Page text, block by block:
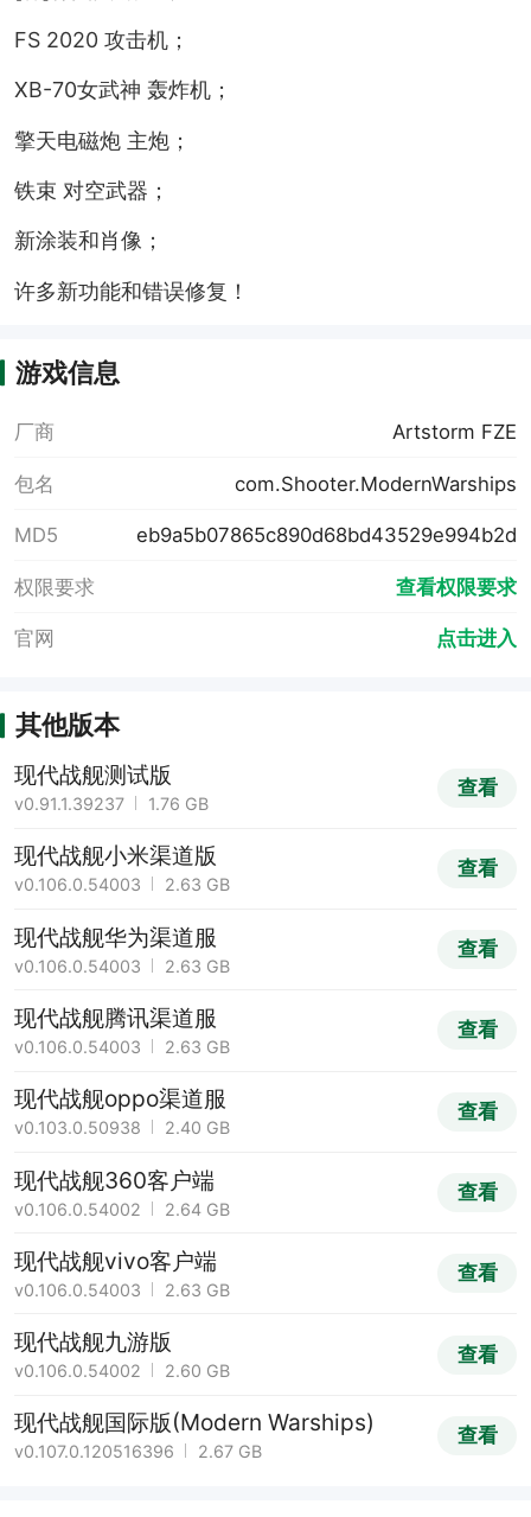
FS 2020 攻击机；
XB-70女武神 轰炸机；
擎天电磁炮 主炮；
铁束 对空武器；
新涂装和肖像；
许多新功能和错误修复！
游戏信息
厂商 Artstorm FZE
包名 com.Shooter.ModernWarships
MD5 eb9a5b07865c890d68bd43529e994b2d
权限要求 查看权限要求
官网 点击进入
其他版本
现代战舰测试版
v0.91.1.39237 1.76 GB
查看
现代战舰小米渠道版
v0.106.0.54003 2.63 GB
查看
现代战舰华为渠道服
v0.106.0.54003 2.63 GB
查看
现代战舰腾讯渠道服
v0.106.0.54003 2.63 GB
查看
现代战舰oppo渠道服
v0.103.0.50938 2.40 GB
查看
现代战舰360客户端
v0.106.0.54002 2.64 GB
查看
现代战舰vivo客户端
v0.106.0.54003 2.63 GB
查看
现代战舰九游版
v0.106.0.54002 2.60 GB
查看
现代战舰国际版(Modern Warships)
v0.107.0.120516396 2.67 GB
查看